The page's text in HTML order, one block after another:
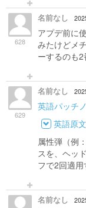
628
名前なし
アプデ前に
みたけどメ
ーするのも
629
名前なし
英語パッチ
英語原文
属性弾（例
スを、ヘッ
フで2回適
名前なし